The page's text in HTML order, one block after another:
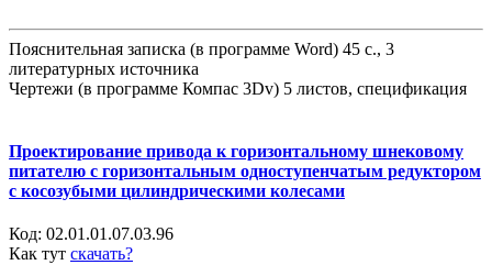
Пояснительная записка (в программе Word) 45 с., 3
литературных источника
Чертежи (в программе Компас 3Dv) 5 листов, спецификация
Проектирование привода к горизонтальному шнековому
питателю с горизонтальным одноступенчатым редуктором
с косозубыми цилиндрическими колесами
Код: 02.01.01.07.03.96
Как тут скачать?